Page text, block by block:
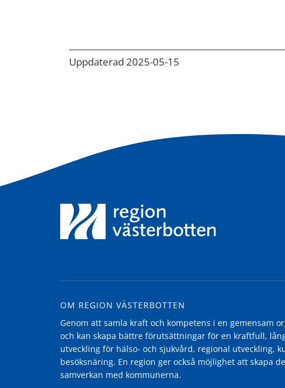
Uppdaterad 2025-05-15
OM REGION VÄSTERBOTTEN
Genom att samla kraft och kompetens i en gemensam
och kan skapa bättre förutsättningar för en kraftfull,
utveckling för hälso- och sjukvård, regional utveckling,
besöksnäring. En region ger också möjlighet att skapa
samverkan med kommunerna.